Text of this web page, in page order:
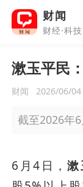
财闻
财经·科
漱玉平民
财闻 2026/06/
截至2026年6
6月4日，